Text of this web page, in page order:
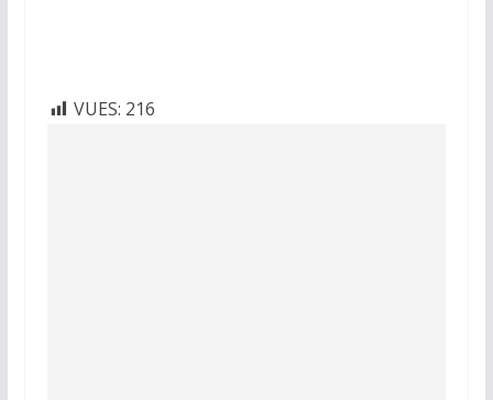
VUES: 216